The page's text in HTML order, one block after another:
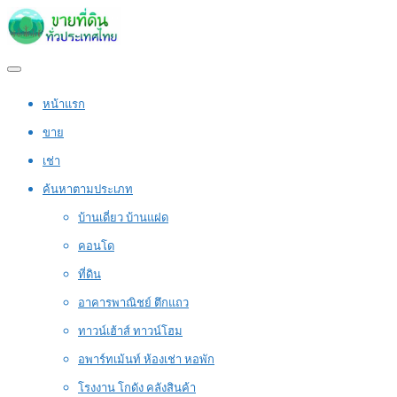
หน้าแรก
ขาย
เช่า
ค้นหาตามประเภท
บ้านเดี่ยว บ้านแฝด
คอนโด
ที่ดิน
อาคารพาณิชย์ ตึกแถว
ทาวน์เฮ้าส์ ทาวน์โฮม
อพาร์ทเม้นท์ ห้องเช่า หอพัก
โรงงาน โกดัง คลังสินค้า